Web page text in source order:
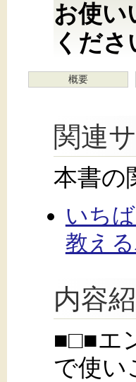
お使い
くださ
概要
関連
本書の
いち
教え
内容
■□■エ
で使い